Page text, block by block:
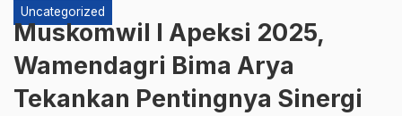
Uncategorized
Muskomwil I Apeksi 2025,
Wamendagri Bima Arya
Tekankan Pentingnya Sinergi